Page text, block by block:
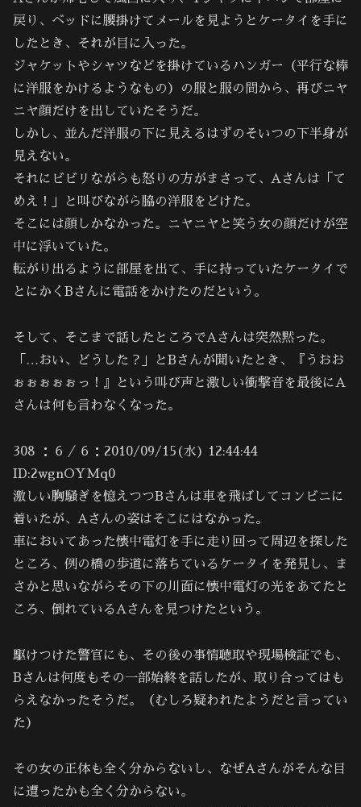
戻り、ベッドに腰掛けてメールを見ようとケータイを手に
したとき、それが目に入った。
ジャケットやシャツなどを掛けているハンガー（平行な棒
に洋服をかけるようなもの）の服と服の間から、再びニヤ
ニヤ顔だけを出していたそうだ。
しかし、並んだ洋服の下に見えるはずのそいつの下半身が
見えない。
それにビビリながらも怒りの方がまさって、Aさんは「て
めえ！」と叫びながら脇の洋服をどけた。
そこには顔しかなかった。ニヤニヤと笑う女の顔だけが空
中に浮いていた。
転がり出るように部屋を出て、手に持っていたケータイで
とにかくBさんに電話をかけたのだという。
そして、そこまで話したところでAさんは突然黙った。
「…おい、どうした？」とBさんが聞いたとき、『うおお
ぉぉぉぉぉっ！』という叫び声と激しい衝撃音を最後にA
さんは何も言わなくなった。
308 ：６／６：2010/09/15(水) 12:44:44
ID:2wgnOYMq0
激しい胸騒ぎを憶えつつBさんは車を飛ばしてコンビニに
着いたが、Aさんの姿はそこにはなかった。
車においてあった懐中電灯を手に走り回って周辺を探した
ところ、例の橋の歩道に落ちているケータイを発見し、ま
さかと思いながらその下の川面に懐中電灯の光をあてたと
ころ、倒れているAさんを見つけたという。
駆けつけた警官にも、その後の事情聴取や現場検証でも、
Bさんは何度もその一部始終を話したが、取り合ってはも
らえなかったそうだ。（むしろ疑われたようだと言ってい
た）
その女の正体も全く分からないし、なぜAさんがそんな目
に遭ったかも全く分からない。